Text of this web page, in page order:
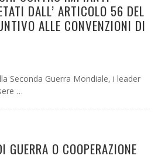
DALL’ ARTICOLO 56 DEL
ALLE CONVENZIONI DI
Seconda Guerra Mondiale, i leader
…
GUERRA O COOPERAZIONE